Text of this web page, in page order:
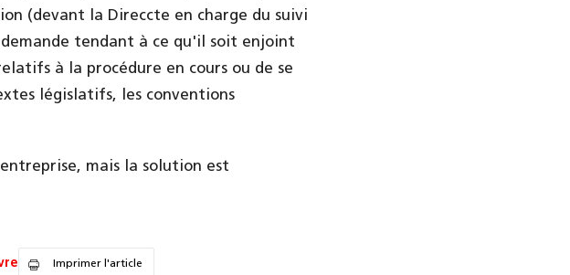
(devant la Direccte en charge du suivi
tendant à ce qu'il soit enjoint
à la procédure en cours ou de se
législatifs, les conventions
mais la solution est
Imprimer l'article